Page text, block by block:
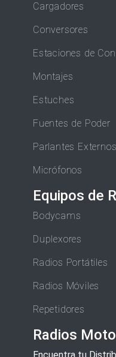
Cargadores
Conversores
Estaciones de
Montajes
Estuches
Fuentes de Poder
Parlantes Externos
Micrófonos
Equipos de
Bodycams
Duplexores
Radios Portátiles
Radios Móviles
Repetidores
Radios